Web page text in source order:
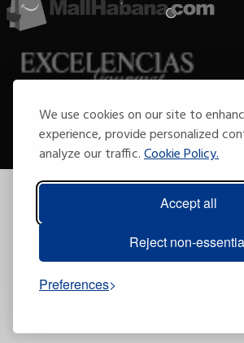
We use cookies on our site to
experience, provide personalized
analyze our traffic.Cookie Policy.
Accept all
Reject non-
Preferences
Copyright © 2009-2026 Arte por
Todos los derechos reservadosDesarrollado por